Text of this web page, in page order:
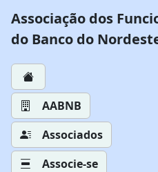
Associação dos
do Banco do
AABNB
Associados
Associe-se